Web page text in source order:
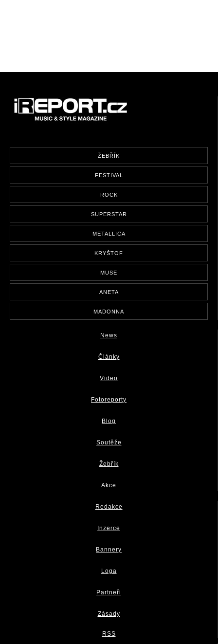
ŽEBŘÍK
FESTIVAL
ROCK
SUPERSTAR
METALLICA
KRYŠTOF
MUSE
ANETA
MADONNA
News
Články
Video
Fotoreporty
Blog
Soutěže
Žebřík
Akce
Redakce
Inzerce
Bannery
Loga
Partneři
Zásady
RSS